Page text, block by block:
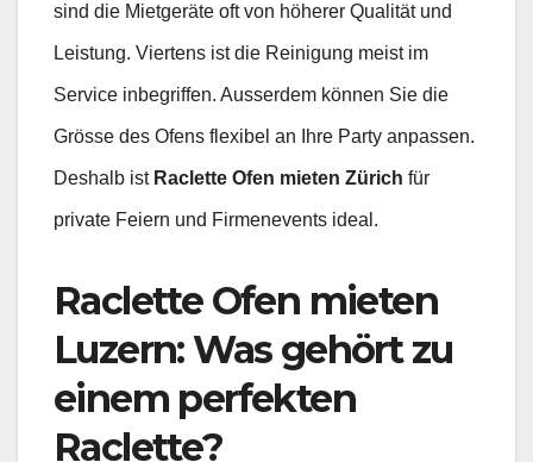
sind die Mietgeräte oft von höherer Qualität und
Leistung. Viertens ist die Reinigung meist im
Service inbegriffen. Ausserdem können Sie die
Grösse des Ofens flexibel an Ihre Party anpassen.
Deshalb ist Raclette Ofen mieten Zürich für
private Feiern und Firmenevents ideal.
Raclette Ofen mieten
Luzern:Was gehört zu
einem perfekten
Raclette?